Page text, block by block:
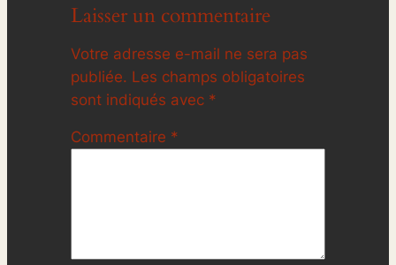
Laisser un commentaire
Votre adresse e-mail ne sera pas
publiée. Les champs obligatoires
sont indiqués avec *
Commentaire *